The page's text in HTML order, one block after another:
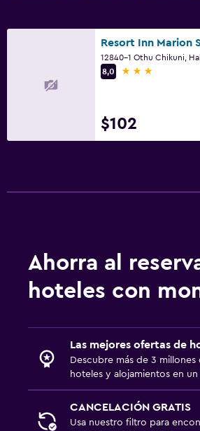
12840-1 Othu Chikuni,
8,0
3 estrellas
$102
Ahorra al
hoteles con
Las mejores ofertas de
Descubre más de 3
hoteles y alojamientos en un
CANCELACIÓN GRATIS
Usa nuestro filtro para